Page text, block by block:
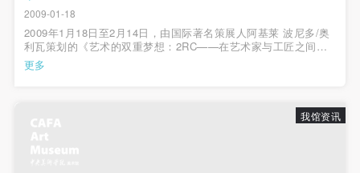
2009-01-18
2009年1月18日至2月14日，由国际著名策展人阿基莱 波尼多/奥
利瓦策划的《艺术的双重梦想：2RC——在艺术家与工匠之间》
国际版画展在中央美术学院美术馆中展出。 展览展出了145幅版
画杰作，其中包括长达5米以上的巨幅制作，以及8件铜版画原
更多
我馆资讯